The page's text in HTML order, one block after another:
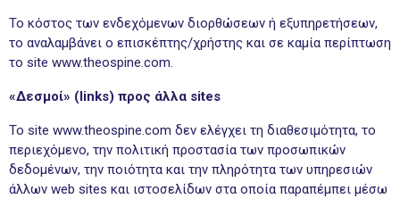
Το κόστος των ενδεχόμενων διορθώσεων ή εξυπηρετήσεων,
το αναλαμβάνει ο επισκέπτης/χρήστης και σε καμία περίπτωση
το site www.theospine.com.
«Δεσμοί» (links) προς άλλα sites
Το site www.theospine.com δεν ελέγχει τη διαθεσιμότητα, το
περιεχόμενο, την πολιτική προστασία των προσωπικών
δεδομένων, την ποιότητα και την πληρότητα των υπηρεσιών
άλλων web sites και ιστοσελίδων στα οποία παραπέμπει μέσω